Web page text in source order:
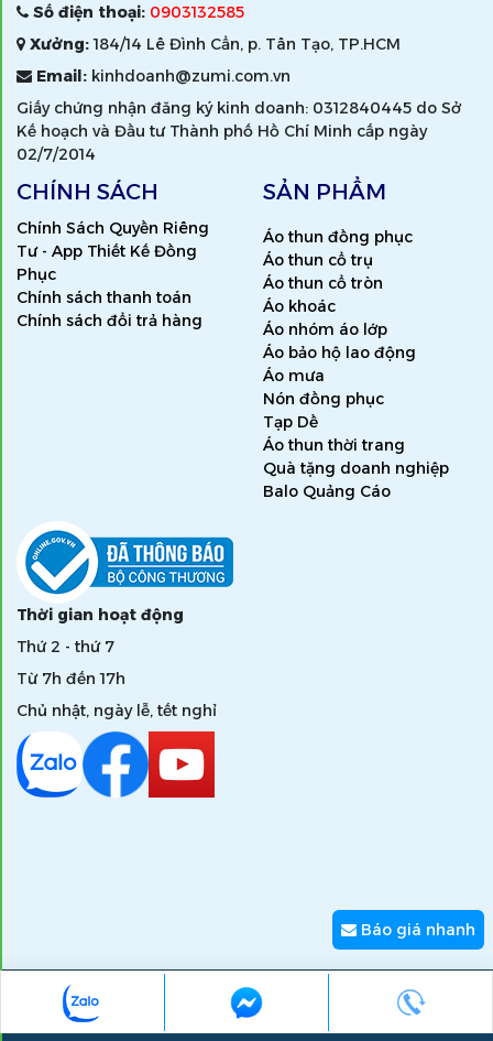
Số điện thoại: 0903132585
Xưởng:184/14 Lê Đình Cẩn, p. Tân Tạo, TP.HCM
Email: kinhdoanh@zumi.com.vn
Giấy chứng nhận đăng ký kinh doanh: 0312840445 do Sở
Kế hoạch và Đầu tư Thành phố Hồ Chí Minh cấp ngày
02/7/2014
CHÍNH SÁCH
Chính Sách Quyền Riêng
Tư - App Thiết Kế Đồng
Phục
Chính sách thanh toán
Chính sách đổi trả hàng
SẢN PHẨM
Áo thun đồng phục
Áo thun cổ trụ
Áo thun cổ tròn
Áo khoác
Áo nhóm áo lớp
Áo bảo hộ lao động
Áo mưa
Nón đồng phục
Tạp Dề
Áo thun thời trang
Quà tặng doanh nghiệp
Balo Quảng Cáo
Thời gian hoạt động
Thứ 2 - thứ 7
Từ 7h đến 17h
Chủ nhật, ngày lễ, tết nghỉ
Copyright © 2026 zumi.com.vn - Giải pháp nâng tầm giá trị
thương hiệu
Báo giá nhanh